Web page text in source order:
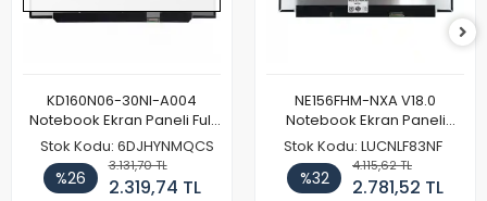
KD160N06-30NI-A004
Notebook Ekran Paneli Full
HD
Stok Kodu: 6DJHYNMQCS
%26
3.131,70 TL
2.319,74 TL
NE156FHM-NXA V18.0
Notebook Ekran Paneli
144Hz
Stok Kodu: LUCNLF83NF
%32
4.115,62 TL
2.781,52 TL